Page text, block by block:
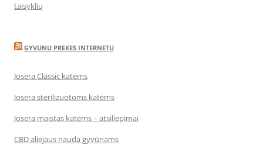
taisyklių
GYVUNU PREKES INTERNETU
Josera Classic katėms
Josera sterilizuotoms katėms
Josera maistas katėms – atsiliepimai
CBD aliejaus nauda gyvūnams